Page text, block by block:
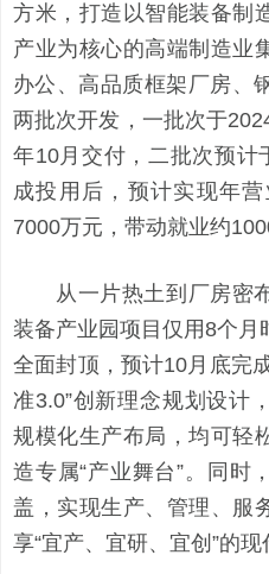
方米，打造以智能装备制
产业为核心的高端制造业
办公、高品质框架厂房、
两批次开发，一批次于
年10月交付，二批次预计
成投用后，预计实现年
7000万元，带动就业约
从一片热土到厂房密
装备产业园项目仅用8个
全面封顶，预计10月底完
准3.0”创新理念规划设计
规模化生产布局，均可轻
造专属“产业舞台”。同时
盖，实现生产、管理、服
享“宜产、宜研、宜创”的现